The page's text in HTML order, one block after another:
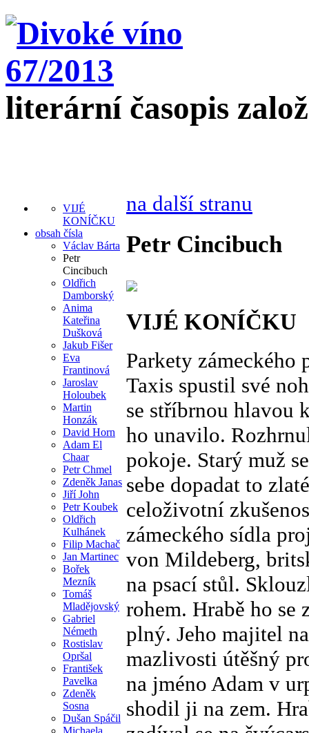
literární časopis
VIJÉ
KONÍČKU
obsah čísla
Václav Bárta
Petr
Cincibuch
Oldřich
Damborský
Anima
Kateřina
Dušková
Jakub Fišer
Eva
Frantinová
Jaroslav
Holoubek
Martin
Honzák
David Horn
Adam El
Chaar
Petr Chmel
Zdeněk Janas
Jiří John
Petr Koubek
Oldřich
Kulhánek
Filip Machač
Jan Martinec
Bořek
Mezník
Tomáš
Mladějovský
Gabriel
Németh
Rostislav
Opršal
František
Pavelka
Zdeněk
Sosna
Dušan Spáčil
Michaela
na další stranu
Petr Cincibuch
VIJÉ KONÍČKU
Parkety
Taxis spustil své
se stříbrnou hlavou
ho unavilo.
pokoje. Starý muž
sebe dopadat to
celoživotní
zámeckého sídla
von Mildeberg,
na psací stůl.
rohem. Hrabě ho
plný. Jeho majitel
mazlivosti útěšný
na jméno Adam v
shodil ji na zem.